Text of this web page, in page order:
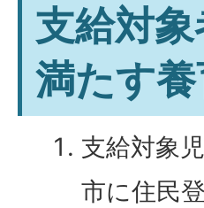
支給対
満たす養
支給対象
市に住民